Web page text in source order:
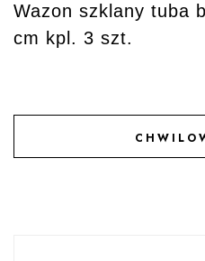
Wazon szklany tuba
cm kpl. 3 szt.
DODAJ DO